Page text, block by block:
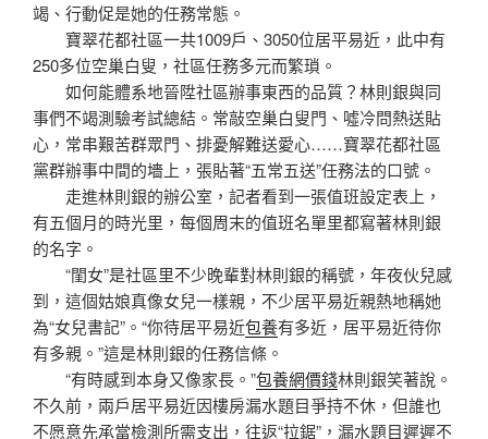
竭、行動促是她的任務常態。
寶翠花都社區一共1009戶、3050位居平易近，此中有
250多位空巢白叟，社區任務多元而繁瑣。
如何能體系地晉陞社區辦事東西的品質？林則銀與同
事們不竭測驗考試總結。常敲空巢白叟門、噓冷問熱送貼
心，常串艱苦群眾門、排憂解難送愛心……寶翠花都社區
黨群辦事中間的墻上，張貼著“五常五送”任務法的口號。
走進林則銀的辦公室，記者看到一張值班設定表上，
有五個月的時光里，每個周末的值班名單里都寫著林則銀
的名字。
“閨女”是社區里不少晚輩對林則銀的稱號，年夜伙兒感
到，這個姑娘真像女兒一樣親，不少居平易近親熱地稱她
為“女兒書記”。“你待居平易近包養有多近，居平易近待你
有多親。”這是林則銀的任務信條。
“有時感到本身又像家長。”包養網價錢林則銀笑著說。
不久前，兩戶居平易近因樓房漏水題目爭持不休，但誰也
不愿意先承當檢測所需支出，往返“拉鋸”，漏水題目遲遲不